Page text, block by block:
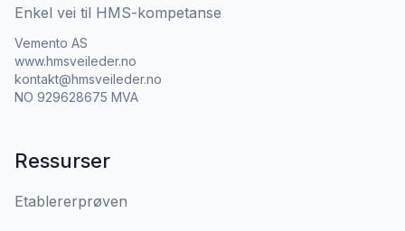
Enkel vei til HMS-kompetanse
Vemento AS
www.hmsveileder.no
kontakt@hmsveileder.no
NO 929628675 MVA
Ressurser
Etablererprøven